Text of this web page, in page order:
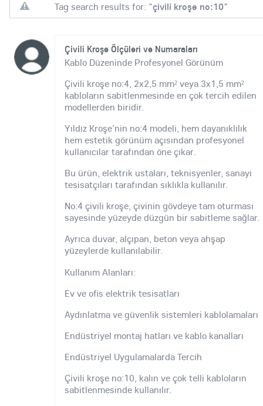
Tag search results for: "çivili kroşe no:10"
Çivili Kroşe Ölçüleri ve Numaraları
Kablo Düzeninde Profesyonel Görünüm
Çivili kroşe no:4, 2x2,5 mm² veya 3x1,5 mm²
kabloların sabitlenmesinde en çok tercih edilen
modellerden biridir.
Yıldız Kroşe'nin no:4 modeli, hem dayanıklılık
hem estetik görünüm açısından profesyonel
kullanıcılar tarafından öne çıkar.
Bu ürün, elektrik ustaları, teknisyenler, sanayi
tesisatçıları tarafından sıklıkla kullanılır.
No:4 çivili kroşe, çivinin gövdeye tam oturması
sayesinde yüzeyde düzgün bir sabitleme sağlar.
Ayrıca duvar, alçıpan, beton veya ahşap
yüzeylerde kullanılabilir.
Kullanım Alanları:
Ev ve ofis elektrik tesisatları
Aydınlatma ve güvenlik sistemleri kablolamaları
Endüstriyel montaj hatları ve kablo kanalları
Endüstriyel Uygulamalarda Tercih
Çivili kroşe no:10, kalın ve çok telli kabloların
sabitlenmesinde kullanılır.